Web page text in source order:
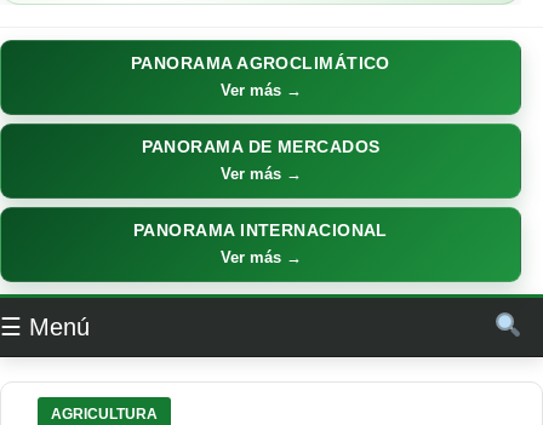
PANORAMA AGROCLIMÁTICO
Ver más →
PANORAMA DE MERCADOS
Ver más →
PANORAMA INTERNACIONAL
Ver más →
☰ Menú
AGRICULTURA